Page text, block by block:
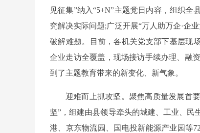
见征集”纳入“5+N”主题党日内容，组织全
究解决实际问题;广泛开展“万人助万企·企
破解难题。目前，各机关党支部下基层现
企业走访全覆盖，现场接访手续办理、融
到了主题教育带来的新变化、新气象。
迎难而上抓攻坚。聚焦高质量发展首
坚”，组建由县领导牵头的城建、工业、
港、京东物流园、国电投新能源产业园等